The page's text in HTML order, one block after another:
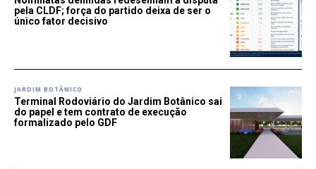
pela CLDF; força do partido deixa de ser o
único fator decisivo
JARDIM BOTÂNICO
Terminal Rodoviário do Jardim Botânico sai
do papel e tem contrato de execução
formalizado pelo GDF